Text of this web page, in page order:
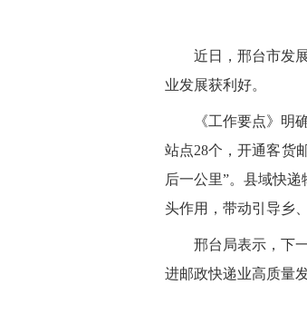
近日，邢台市发
业发展获利好。
《工作要点》明
站点28个，开通客货
后一公里”。县域快
头作用，带动引导乡
邢台局表示，下
进邮政快递业高质量发